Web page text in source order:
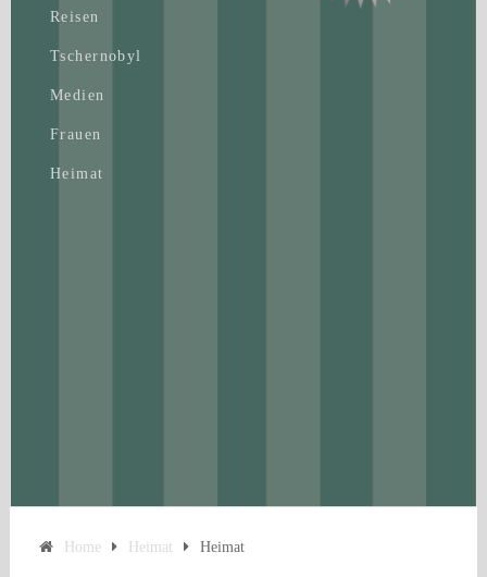
Reisen
Tschernobyl
Medien
Frauen
Heimat
Home Heimat Heimat